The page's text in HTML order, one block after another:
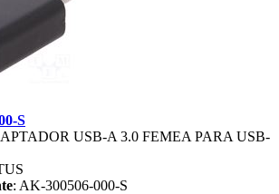
S
USB-A 3.0 FEMEA PARA USB-
: AK-300506-000-S